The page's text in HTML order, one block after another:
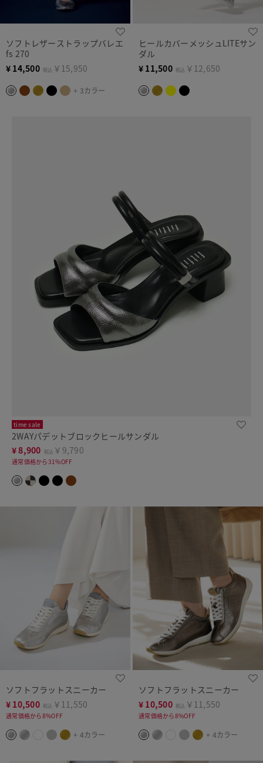
ソフトレザーストラップバレエ
fs 270
¥ 14,500 税込 ￥15,950
+ 3カラー
ヒールカバーメッシュLITEサン
ダル
¥ 11,500 税込 ￥12,650
time sale
2WAYパデットブロックヒールサンダル
¥8,900 税込 ￥9,790
通常価格から31%OFF
ソフトフラットスニーカー
¥ 10,500 税込 ￥11,550
通常価格から8%OFF
+ 4カラー
ソフトフラットスニーカー
¥ 10,500 税込 ￥11,550
通常価格から8%OFF
+ 4カラー